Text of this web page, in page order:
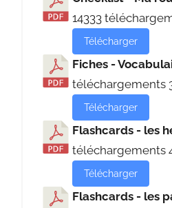
14333
Télécharger
Fiches -
téléchargements
Télécharger
Flashcards - les
téléchargements
Télécharger
Flashcards - les